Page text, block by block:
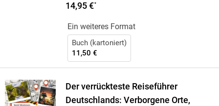
14,95 €*
Ein weiteres Format
Buch (kartoniert)
11,50 €
Der verrückteste Reiseführer
Deutschlands: Verborgene Orte,